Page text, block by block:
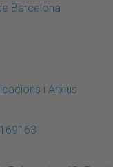
Barcelona
i Arxius